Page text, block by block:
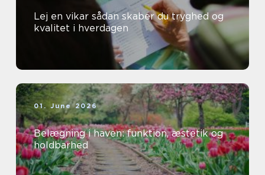
Lej en vikar sådan skaber du tryghed og
kvalitet i hverdagen
01. June 2026
Belægning i haven: funktion, æstetik og
holdbarhed